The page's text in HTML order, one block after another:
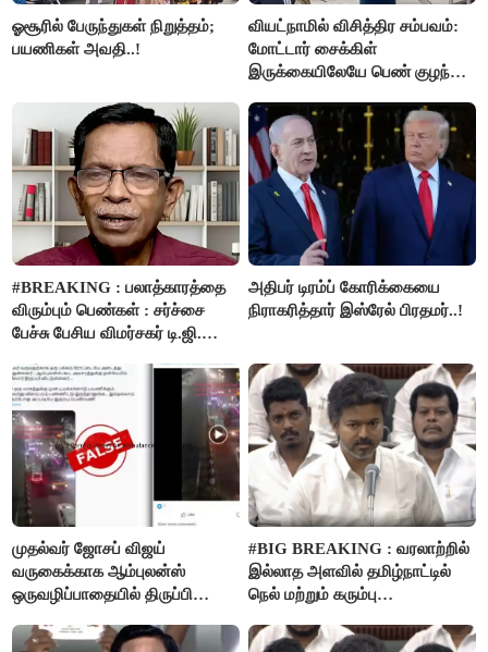
ஓசூரில் பேருந்துகள் நிறுத்தம்;
பயணிகள் அவதி..!
வியட்நாமில் விசித்திர சம்பவம்:
மோட்டார் சைக்கிள்
இருக்கையிலேயே பெண் குழந்தை
#BREAKING : பலாத்காரத்தை
விரும்பும் பெண்கள் : சர்ச்சை
பேச்சு பேசிய விமர்சகர் டி.ஜி.
அதிபர் டிரம்ப் கோரிக்கையை
நிராகரித்தார் இஸ்ரேல் பிரதமர்..!
முதல்வர் ஜோசப் விஜய்
வருகைக்காக ஆம்புலன்ஸ்
ஒருவழிப்பாதையில் திருப்பி
தான்..!
#BIG BREAKING : வரலாற்றில்
இல்லாத அளவில் தமிழ்நாட்டில்
நெல் மற்றும் கரும்பு
ஊக்கத்தொகையை உயர்த்த